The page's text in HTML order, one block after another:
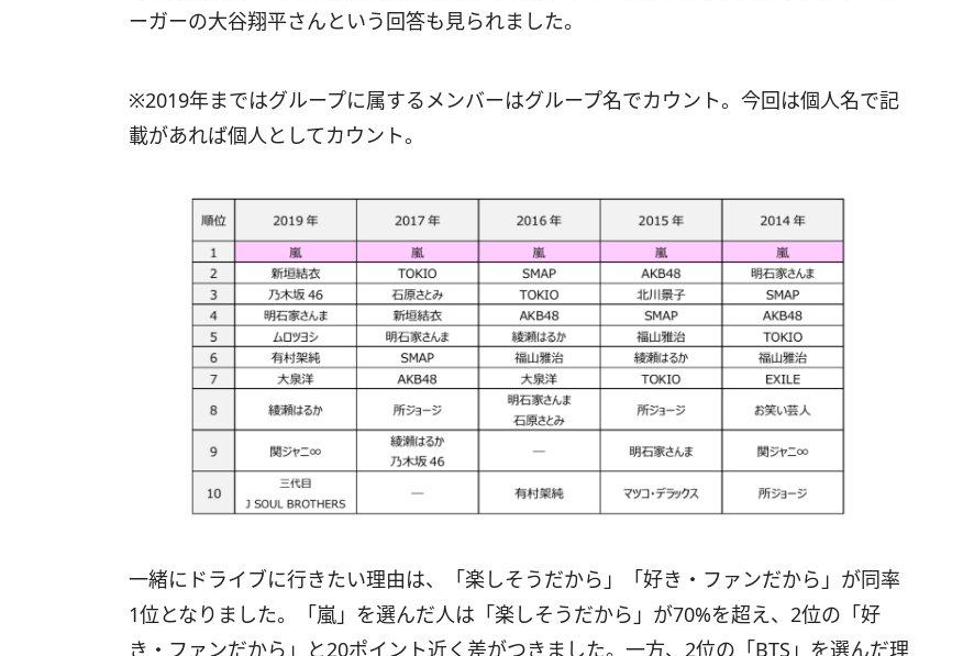
ーガーの大谷翔平さんという回答も見られました。
※2019年まではグループに属するメンバーはグループ名でカウント。今回は個人名で記
載があれば個人としてカウント。
一緒にドライブに行きたい理由は、「楽しそうだから」「好き・ファンだから」が同率
1位となりました。「嵐」を選んだ人は「楽しそうだから」が70%を超え、2位の「好
き・ファンだから」と20ポイント近く差がつきました。一方、2位の「BTS」を選んだ理